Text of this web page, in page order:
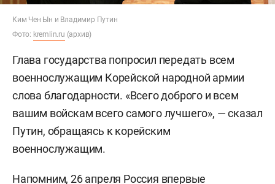
Ким Чен Ын и Владимир Путин
Фото: kremlin.ru (архив)
Глава государства попросил передать всем
военнослужащим Корейской народной армии
слова благодарности. «Всего доброго и всем
вашим войскам всего самого лучшего», — сказал
Путин, обращаясь к корейским
военнослужащим.
Напомним, 26 апреля Россия впервые